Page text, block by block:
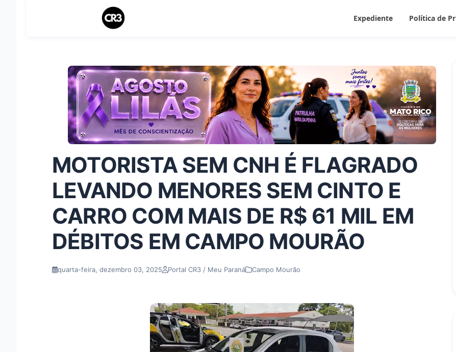
Expediente Política de
MOTORISTA SEM CNH É FLAGRADO
LEVANDO MENORES SEM CINTO E
CARRO COM MAIS DE R$ 61 MIL EM
DÉBITOS EM CAMPO MOURÃO
quarta-feira, dezembro 03, 2025 Portal CR3 / Meu Paraná Campo Mourão